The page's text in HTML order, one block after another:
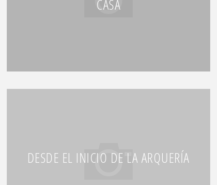
CASA
DESDE EL INICIO DE LA ARQUERÍA